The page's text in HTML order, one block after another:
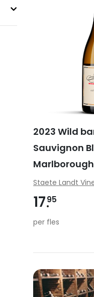
2023 Wild
Sauvignon
Marlborough
Staete Landt
1795
per fles